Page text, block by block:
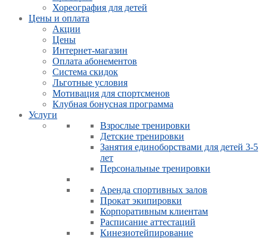
Хореография для детей
Цены и оплата
Акции
Цены
Интернет-магазин
Оплата абонементов
Система скидок
Льготные условия
Мотивация для спортсменов
Клубная бонусная программа
Услуги
Взрослые тренировки
Детские тренировки
Занятия единоборствами для детей 3-5
лет
Персональные тренировки
Аренда спортивных залов
Прокат экипировки
Корпоративным клиентам
Расписание аттестаций
Кинезиотейпирование